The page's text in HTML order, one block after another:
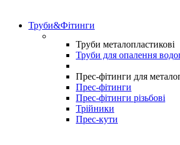
Труби&Фітинги
Труби металопластикові
Труби для опалення
Прес-фітинги для
Прес-фітинги
Прес-фітинги різьбові
Трійники
Прес-кути